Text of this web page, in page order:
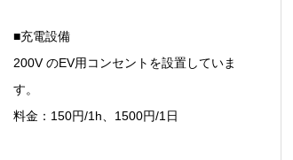
■充電設備
200V のEV用コンセントを設置していま
す。
料金：150円/1h、1500円/1日